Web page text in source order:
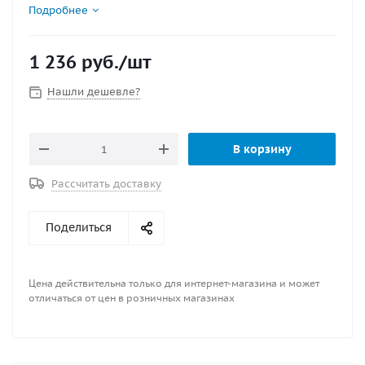
Имеет место для намотки швартовного,якорного
Ширина, мм88
Подробнее
1 236 руб./шт
Нашли дешевле?
В корзину
Рассчитать доставку
Поделиться
Цена действительна только для интернет-магазина и может
отличаться от цен в розничных магазинах